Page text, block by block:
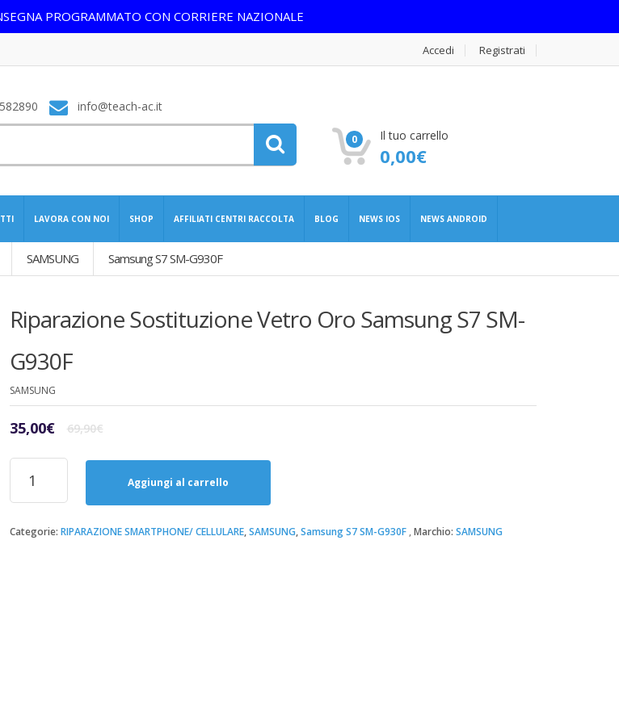
PROGRAMMATO CON CORRIERE NAZIONALE
Accedi Registrati
info@teach-ac.it
0 Il tuo carrello
0,00€
LAVORA CON NOI SHOP AFFILIATI CENTRI RACCOLTA BLOG NEWS IOS NEWS ANDROID
SAMSUNG Samsung S7 SM-G930F
Riparazione Sostituzione Vetro Oro Samsung S7 SM-
G930F
SAMSUNG
69,90€Il
originale
69,90€.
35,00€
Il
attuale
35,00€.
Riparazione
Sostituzione
Vetro
Samsung
Aggiungi al carrello
Categorie: RIPARAZIONE SMARTPHONE/ CELLULARE,SAMSUNG,Samsung S7 SM-G930F Marchio: SAMSUNG